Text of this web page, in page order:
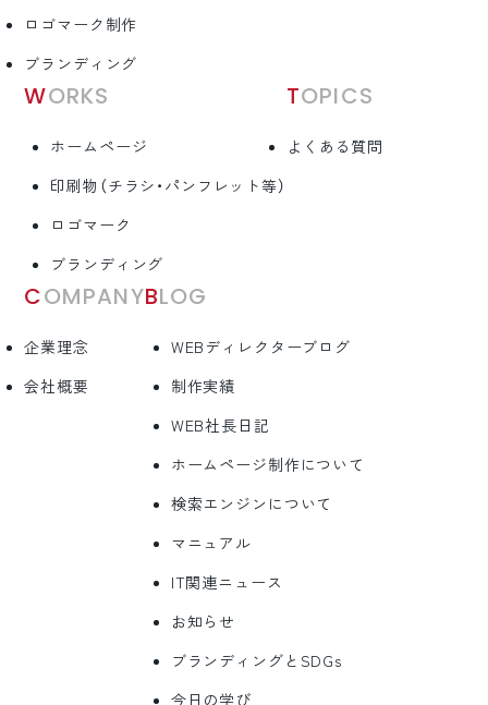
ロゴマーク制作
ブランディング
WORKS
ホームページ
印刷物（チラシ・パンフレット等）
ロゴマーク
ブランディング
TOPICS
よくある質問
COMPANY
企業理念
会社概要
BLOG
WEBディレクターブログ
制作実績
WEB社長日記
ホームページ制作について
検索エンジンについて
マニュアル
IT関連ニュース
お知らせ
ブランディングとSDGs
今日の学び